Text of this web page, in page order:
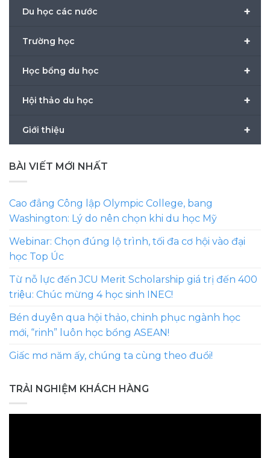
+
Du học các nước
+
Trường học
+
Học bổng du học
+
Hội thảo du học
+
Giới thiệu
BÀI VIẾT MỚI NHẤT
Cao đẳng Công lập Olympic College, bang
Washington: Lý do nên chọn khi du học Mỹ
Webinar: Chọn đúng lộ trình, tối đa cơ hội vào đại
học Top Úc
Từ nỗ lực đến JCU Merit Scholarship giá trị đến 400
triệu: Chúc mừng 4 học sinh INEC!
Bén duyên qua hội thảo, chinh phục ngành học
mới, “rinh” luôn học bổng ASEAN!
Giấc mơ năm ấy, chúng ta cùng theo đuổi!
TRẢI NGHIỆM KHÁCH HÀNG